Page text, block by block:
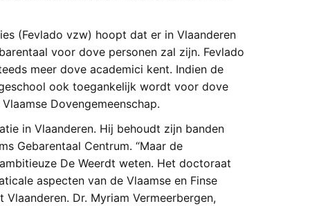
(Fevlado vzw) hoopt dat er in Vlaanderen
voor dove personen zal zijn. Fevlado
meer dove academici kent. Indien de
ook toegankelijk wordt voor dove
Dovengemeenschap.
in Vlaanderen. Hij behoudt zijn banden
Gebarentaal Centrum. “Maar de
De Weerdt weten. Het doctoraat
aspecten van de Vlaamse en Finse
Dr. Myriam Vermeerbergen,